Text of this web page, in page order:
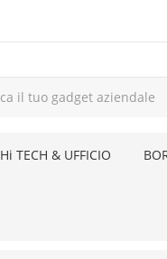
Hi TECH & UFFICIO